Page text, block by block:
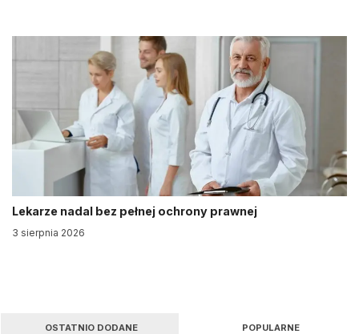
Lekarze nadal bez pełnej ochrony prawnej
3 sierpnia 2026
OSTATNIO DODANE POPULARNE